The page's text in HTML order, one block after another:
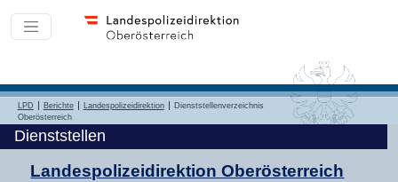
LPD Berichte Landespolizeidirektion
Dienststellenverzeichnis
Oberösterreich
Dienststellen
Landespolizeidirektion Oberösterreich